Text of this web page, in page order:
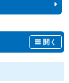
開く